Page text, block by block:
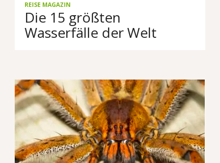
REISE MAGAZIN
Die 15 größten
Wasserfälle der Welt